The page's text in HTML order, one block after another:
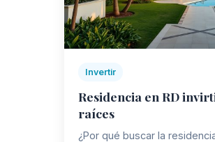
Invertir
Residencia en RD
raíces
¿Por qué buscar la